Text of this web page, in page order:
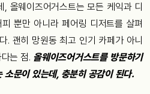
올웨이즈어거스트는 모든 케익과 디
뿐만 아니라 페어링 디저트를 살펴
. 괜히 망원동 최고 인기 카페가 아니
는 점. 올웨이즈어거스트를 방문하기
소문이 있는데, 충분히 공감이 된다.